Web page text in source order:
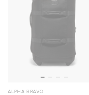
ALPHA BRAVO